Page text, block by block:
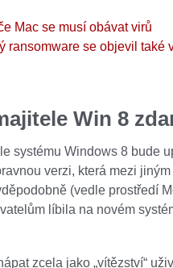
Mac se musí obávat virů
ransomware se objevil také
Win 8
systému Windows 8 bude
verzi, která mezi
(vedle prostředí
líbila na novém
zcela jako „vítězství“